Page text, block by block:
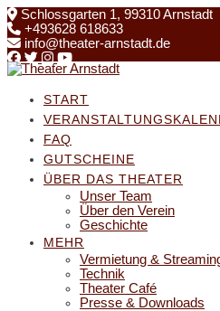
Skip
to
content
Schlossgarten 1, 99310 Arnstadt
+493628 618633
info@theater-arnstadt.de
START
FAQ
GUTSCHEINE
ÜBER DAS THEATER
Unser Team
Über den Verein
Geschichte
MEHR
Vermietung &
Technik
Theater Café
Presse & Downloads